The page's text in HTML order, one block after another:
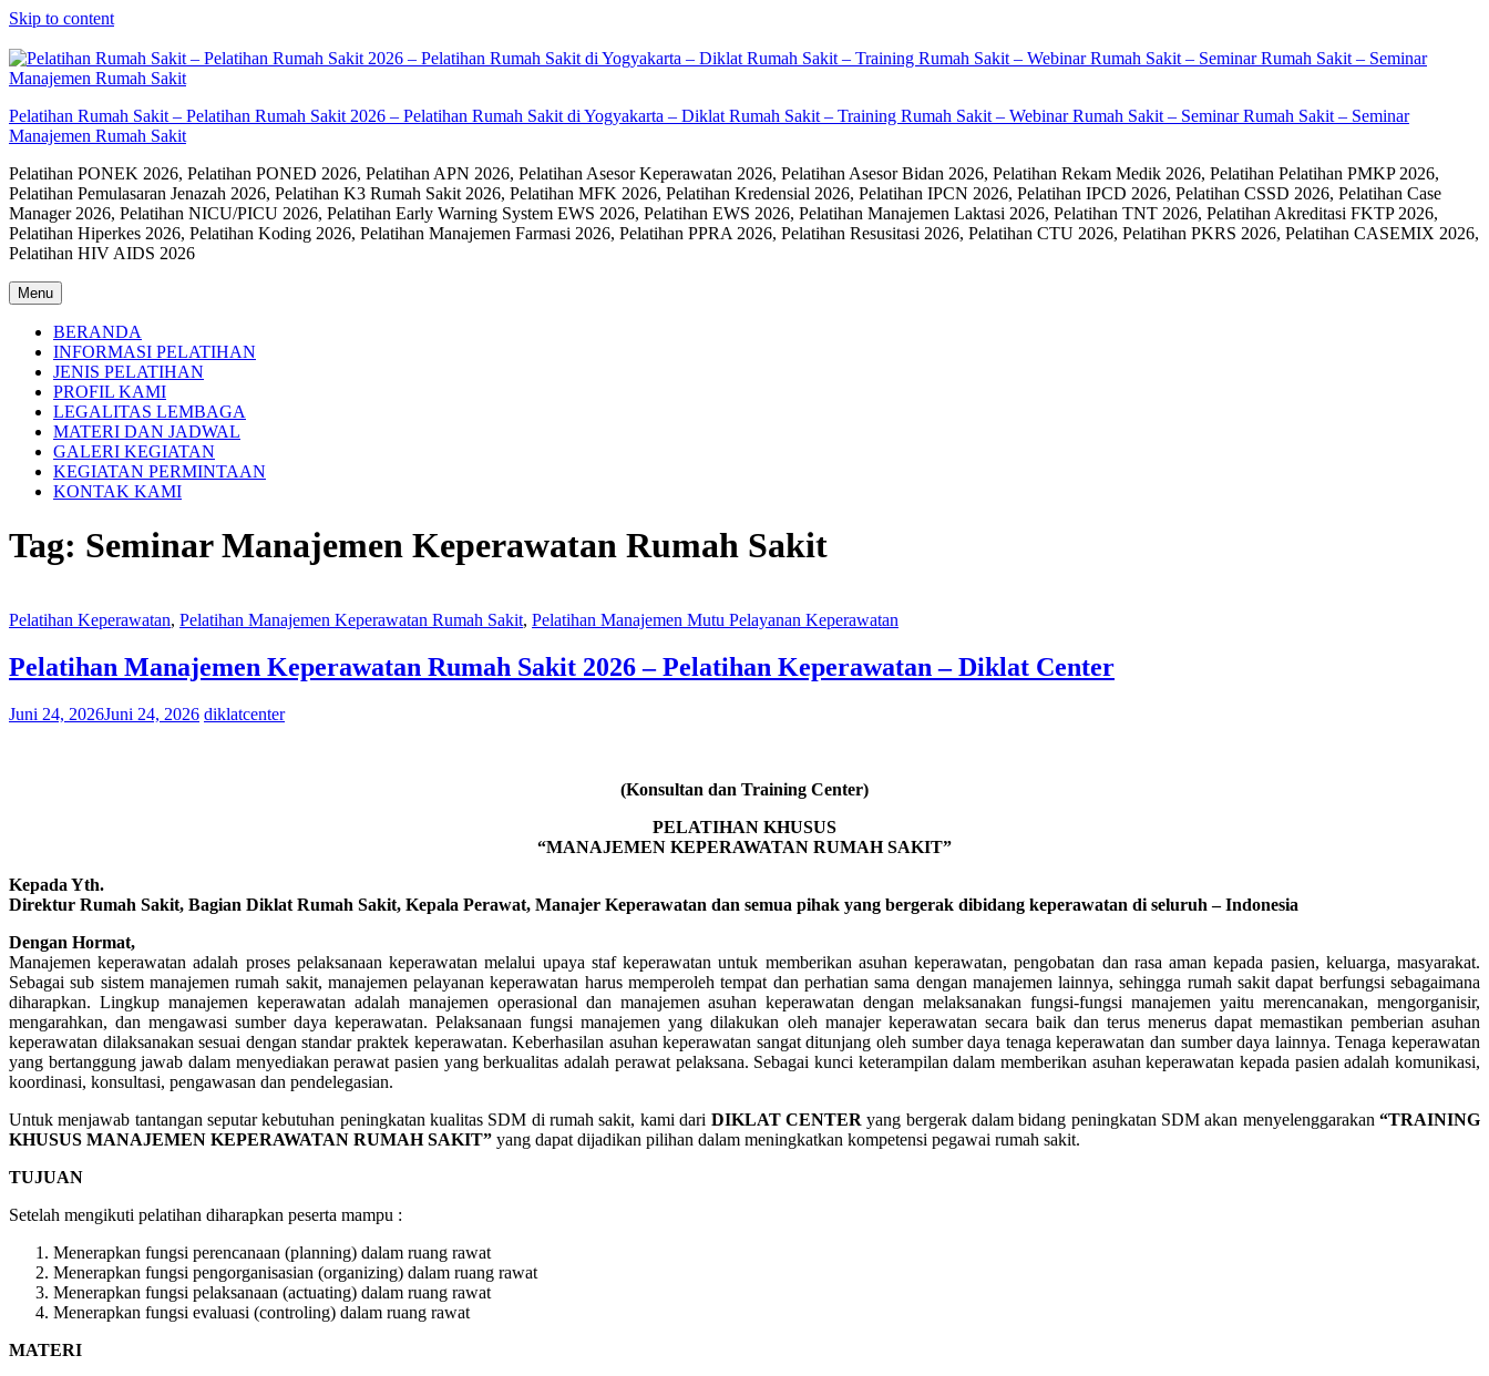
Skip to content
Pelatihan Rumah Sakit – Pelatihan Rumah Sakit 2026 – Pelatihan Rumah Sakit di Yogyakarta – Diklat Rumah Sakit – Training Rumah Sakit – Webinar Rumah Sakit – Seminar Rumah Sakit – Seminar
Manajemen Rumah Sakit
Pelatihan PONEK 2026, Pelatihan PONED 2026, Pelatihan APN 2026, Pelatihan Asesor Keperawatan 2026, Pelatihan Asesor Bidan 2026, Pelatihan Rekam Medik 2026, Pelatihan Pelatihan PMKP 2026,
Pelatihan Pemulasaran Jenazah 2026, Pelatihan K3 Rumah Sakit 2026, Pelatihan MFK 2026, Pelatihan Kredensial 2026, Pelatihan IPCN 2026, Pelatihan IPCD 2026, Pelatihan CSSD 2026, Pelatihan Case
Manager 2026, Pelatihan NICU/PICU 2026, Pelatihan Early Warning System EWS 2026, Pelatihan EWS 2026, Pelatihan Manajemen Laktasi 2026, Pelatihan TNT 2026, Pelatihan Akreditasi FKTP 2026,
Pelatihan Hiperkes 2026, Pelatihan Koding 2026, Pelatihan Manajemen Farmasi 2026, Pelatihan PPRA 2026, Pelatihan Resusitasi 2026, Pelatihan CTU 2026, Pelatihan PKRS 2026, Pelatihan CASEMIX 2026,
Pelatihan HIV AIDS 2026
Menu
BERANDA
INFORMASI PELATIHAN
JENIS PELATIHAN
PROFIL KAMI
LEGALITAS LEMBAGA
MATERI DAN JADWAL
GALERI KEGIATAN
KEGIATAN PERMINTAAN
KONTAK KAMI
Tag: Seminar Manajemen Keperawatan Rumah Sakit
Pelatihan Keperawatan, Pelatihan Manajemen Keperawatan Rumah Sakit, Pelatihan Manajemen Mutu Pelayanan Keperawatan
Pelatihan Manajemen Keperawatan Rumah Sakit 2026 – Pelatihan Keperawatan – Diklat Center
Juni 24, 2026Juni 24, 2026 diklatcenter
(Konsultan dan Training Center)
PELATIHAN KHUSUS
“MANAJEMEN KEPERAWATAN RUMAH SAKIT”
Kepada Yth.
Direktur Rumah Sakit, Bagian Diklat Rumah Sakit, Kepala Perawat, Manajer Keperawatan dan semua pihak yang bergerak dibidang keperawatan di seluruh – Indonesia
Dengan Hormat,
Manajemen keperawatan adalah proses pelaksanaan keperawatan melalui upaya staf keperawatan untuk memberikan asuhan keperawatan, pengobatan dan rasa aman kepada pasien, keluarga, masyarakat.
Sebagai sub sistem manajemen rumah sakit, manajemen pelayanan keperawatan harus memperoleh tempat dan perhatian sama dengan manajemen lainnya, sehingga rumah sakit dapat berfungsi sebagaimana
diharapkan. Lingkup manajemen keperawatan adalah manajemen operasional dan manajemen asuhan keperawatan dengan melaksanakan fungsi-fungsi manajemen yaitu merencanakan, mengorganisir,
mengarahkan, dan mengawasi sumber daya keperawatan. Pelaksanaan fungsi manajemen yang dilakukan oleh manajer keperawatan secara baik dan terus menerus dapat memastikan pemberian asuhan
keperawatan dilaksanakan sesuai dengan standar praktek keperawatan. Keberhasilan asuhan keperawatan sangat ditunjang oleh sumber daya tenaga keperawatan dan sumber daya lainnya. Tenaga keperawatan
yang bertanggung jawab dalam menyediakan perawat pasien yang berkualitas adalah perawat pelaksana. Sebagai kunci keterampilan dalam memberikan asuhan keperawatan kepada pasien adalah komunikasi,
koordinasi, konsultasi, pengawasan dan pendelegasian.
Untuk menjawab tantangan seputar kebutuhan peningkatan kualitas SDM di rumah sakit, kami dari DIKLAT CENTER yang bergerak dalam bidang peningkatan SDM akan menyelenggarakan“TRAINING
KHUSUS MANAJEMEN KEPERAWATAN RUMAH SAKIT” yang dapat dijadikan pilihan dalam meningkatkan kompetensi pegawai rumah sakit.
TUJUAN
Setelah mengikuti pelatihan diharapkan peserta mampu :
Menerapkan fungsi perencanaan (planning) dalam ruang rawat
Menerapkan fungsi pengorganisasian (organizing) dalam ruang rawat
Menerapkan fungsi pelaksanaan (actuating) dalam ruang rawat
Menerapkan fungsi evaluasi (controling) dalam ruang rawat
MATERI